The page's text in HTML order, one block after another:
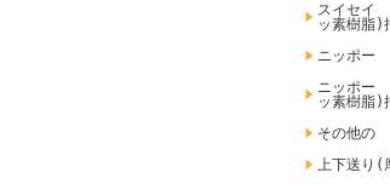
スイセイ
ッ素樹脂)
ニッポー
ニッポー
ッ素樹脂)
その他の
上下送り(